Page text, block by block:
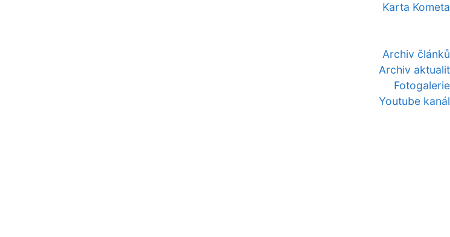
Karta Kometa
Archiv článků
Archiv aktualit
Fotogalerie
Youtube kanál